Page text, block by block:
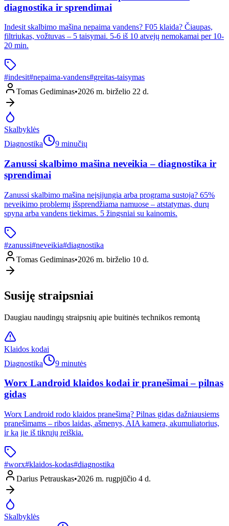
diagnostika ir sprendimai
Indesit skalbimo mašina nepaima vandens? F05 klaida? Čiaupas,
filtriukas, vožtuvas – 5 taisymai. 5-6 iš 10 atvejų nemokamai per 10-
20 min.
#indesit#nepaima-vandens#greitas-taisymas
Tomas Gediminas•2026 m. birželio 22 d.
Skalbyklės
Diagnostika
9 minučių
Zanussi skalbimo mašina neveikia – diagnostika ir
sprendimai
Zanussi skalbimo mašina neįsijungia arba programa sustoja? 65%
neveikimo problemų išsprendžiama namuose – atstatymas, durų
spyna arba vandens tiekimas. 5 žingsniai su kainomis.
#zanussi#neveikia#diagnostika
Tomas Gediminas•2026 m. birželio 10 d.
Susiję straipsniai
Daugiau naudingų straipsnių apie buitinės technikos remontą
Klaidos kodai
Diagnostika
9 minutės
Worx Landroid klaidos kodai ir pranešimai – pilnas
gidas
Worx Landroid rodo klaidos pranešimą? Pilnas gidas dažniausiems
pranešimams – ribos laidas, ašmenys, AIA kamera, akumuliatorius,
ir ką jie iš tikrųjų reiškia.
#worx#klaidos-kodas#diagnostika
Darius Petrauskas•2026 m. rugpjūčio 4 d.
Skalbyklės